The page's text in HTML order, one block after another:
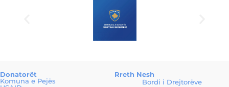
Donatorët
Komuna e Pejës
Rreth Nesh
Bordi i Drejtorëve